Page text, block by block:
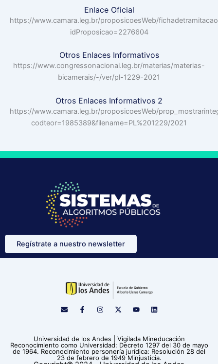
Enlace Oficial
https://www.camara.leg.br/proposicoesWeb/
idProposicao=2276604
Otros Enlaces Informativos
https://www.congressonacional.leg.br/materias/materias-
bicamerais/-/ver/pl-1229-2021
Otros Enlaces Informativos 2
https://www.camara.leg.br/proposicoesWeb/
codteor=1985389&filename=PL%201229/2021
Regístrate a nuestro newsletter
E
n
o
p
e
F
a
o
o
k
-
I
n
g
r
a
m
X
-
t
e
r
Y
o
b
e
L
i
d
i
n
Universidad de los Andes | Vigilada Mineducación
Reconocimiento como Universidad: Decreto 1297 del 30 de mayo
de 1964. Reconocimiento personería jurídica: Resolución 28 del
23 de febrero de 1949 Minjusticia.